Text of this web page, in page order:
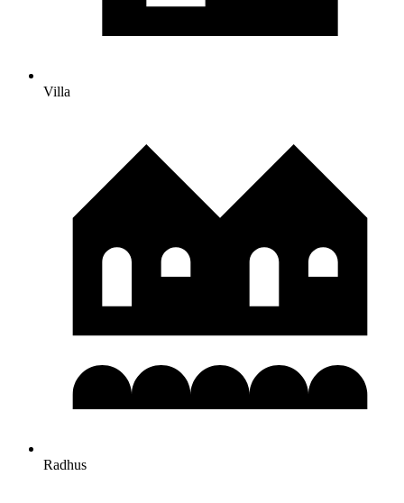
Villa
Radhus